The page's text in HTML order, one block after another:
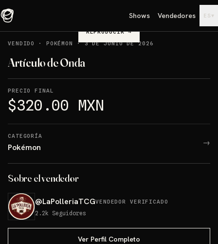
Shows Vendedores ES ▾
REPRODUCIR→
VENDIDO
· POKÉMON ·3 DE JUNIO DE 2026
Artículo de Onda
PRECIO FINAL
$320.00 MXN
CATEGORÍA
Pokémon →
Sobre el vendedor
@LaPolleriaTCGVENDEDOR VERIFICADO
2.2k Seguidores
Ver Perfil Completo